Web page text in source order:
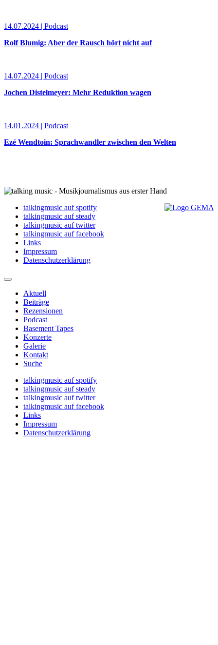
14.07.2024 | Podcast
Rolf Blumig: Aber der Rausch hört nicht auf
14.07.2024 | Podcast
Jochen Distelmeyer: Mehr Reduktion wagen
14.01.2024 | Podcast
Ezé Wendtoin: Sprachwandler zwischen den Welten
talkingmusic auf spotify
talkingmusic auf steady
talkingmusic auf twitter
talkingmusic auf facebook
Links
Impressum
Datenschutzerklärung
Aktuell
Beiträge
Rezensionen
Podcast
Basement Tapes
Konzerte
Galerie
Kontakt
Suche
talkingmusic auf spotify
talkingmusic auf steady
talkingmusic auf twitter
talkingmusic auf facebook
Links
Impressum
Datenschutzerklärung